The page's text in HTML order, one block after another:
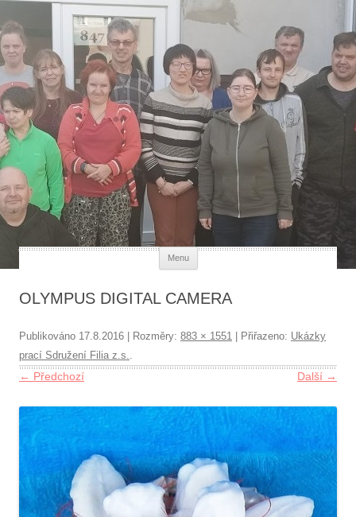
Každý člověk má svou hodnotu
Menu Přejít k obsahu webu
OLYMPUS DIGITAL CAMERA
Publikováno 17.8.2016 | Rozměry: 883 × 1551 | Přiřazeno: Ukázky
prací Sdružení Filia z.s..
← Předchozí Další →